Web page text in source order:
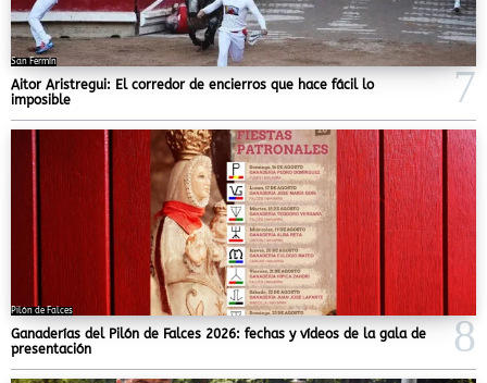
San Fermín
Aitor Aristregui: El corredor de encierros que hace fácil lo
imposible
Pilón de Falces
Ganaderías del Pilón de Falces 2026: fechas y vídeos de la gala de
presentación